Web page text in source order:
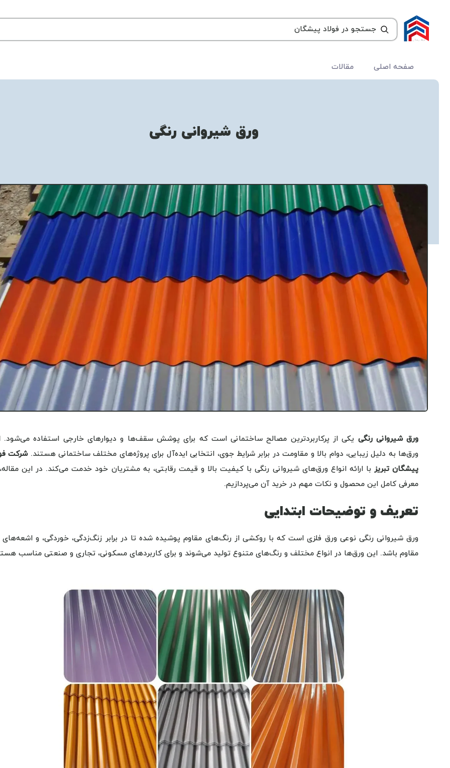
صفحه اصلی مقالات
ورق شیروانی رنگی
ورق شیروانی رنگی یکی از پرکاربردترین مصالح ساختمانی است که برای پوشش سقف‌ها و دیوارهای خارجی استفاده می‌شود.
ورق‌ها به دلیل زیبایی، دوام بالا و مقاومت در برابر شرایط جوی، انتخابی ایده‌آل برای پروژه‌های مختلف ساختمانی هستند.شرکت
پیشگان تبریزبا ارائه انواع ورق‌های شیروانی رنگی با کیفیت بالا و قیمت رقابتی، به مشتریان خود خدمت می‌کند. در این
معرفی کامل این محصول و نکات مهم در خرید آن می‌پردازیم.
تعریف و توضیحات ابتدایی
مقاوم باشد. این ورق‌ها در انواع مختلف و رنگ‌های متنوع تولید می‌شوند و برای کاربردهای مسکونی، تجاری و صنعتی مناسب